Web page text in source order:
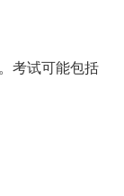
考试可能包括